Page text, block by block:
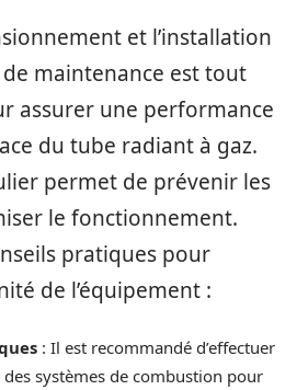
et l’installation
maintenance est tout
assurer une performance
du tube radiant à gaz.
permet de prévenir les
le fonctionnement.
pratiques pour
de l’équipement :
: Il est recommandé d’effectuer
systèmes de combustion pour